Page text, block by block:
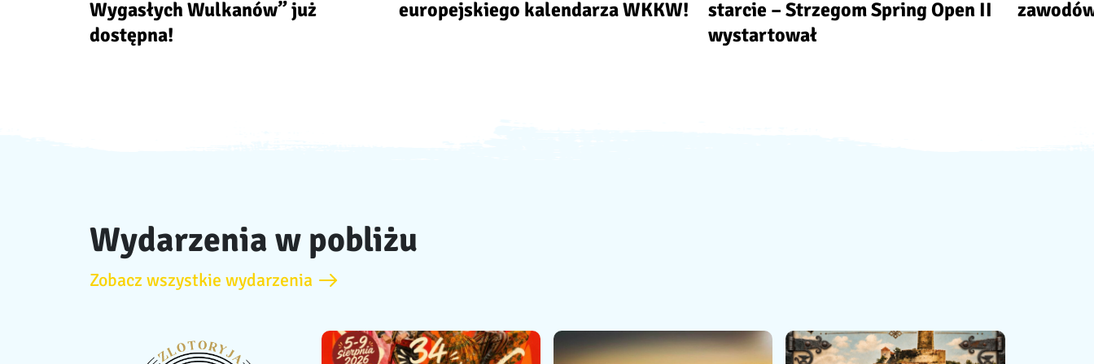
Wygasłych Wulkanów” już
dostępna!
europejskiego kalendarza WKKW!
starcie – Strzegom Spring Open II
wystartował
Wydarzenia w pobliżu
Zobacz wszystkie wydarzenia